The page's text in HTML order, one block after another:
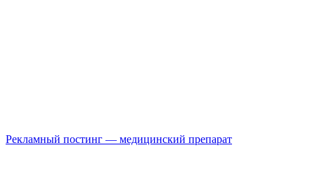
Рекламный постинг — медицинский препарат